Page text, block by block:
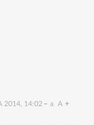
2014, 14:02 a A